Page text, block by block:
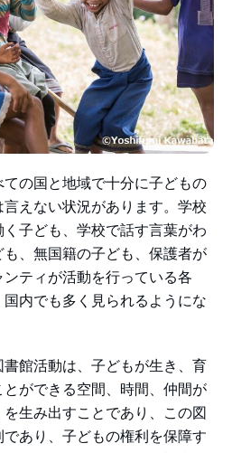
の国と地域で十分に子どもの
えない状況があります。学校
子ども、学校で話す言葉がわ
、無国籍の子ども、保護者が
ティが活動を行っている各
内でも多く見られるようにな
館活動は、子どもが生き、育
ができる空間、時間、仲間が
生み出すことであり、この図
あり、子どもの権利を保障す